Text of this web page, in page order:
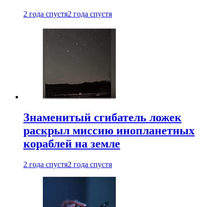
2 года спустя2 года спустя
Знаменитый сгибатель ложек
раскрыл миссию инопланетных
кораблей на земле
2 года спустя2 года спустя